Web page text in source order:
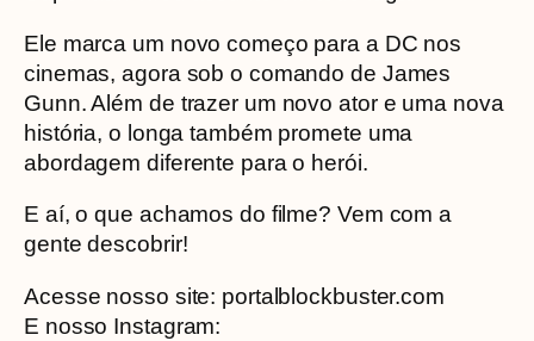
Ele marca um novo começo para a DC nos
cinemas, agora sob o comando de James
Gunn. Além de trazer um novo ator e uma nova
história, o longa também promete uma
abordagem diferente para o herói.
E aí, o que achamos do filme? Vem com a
gente descobrir!
Acesse nosso site: portalblockbuster.com
E nosso Instagram: